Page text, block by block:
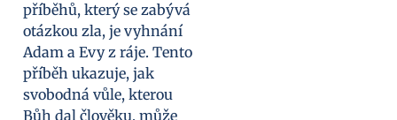
příběhů, který se zabývá
otázkou zla, je vyhnání
Adam a Evy z ráje. Tento
příběh ukazuje, jak
svobodná vůle, kterou
Bůh dal člověku, může